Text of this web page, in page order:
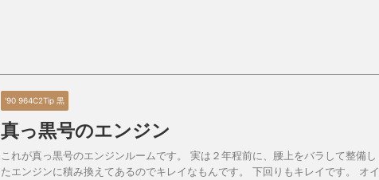
'90 964C2Tip 黒
真っ黒号のエンジン
これが真っ黒号のエンジンルームです。 実は２年程前に、腰上をバラして整備し
たエンジンに積み換えてあるのでキレイなもんです。 下回りもキレイです。 オイ